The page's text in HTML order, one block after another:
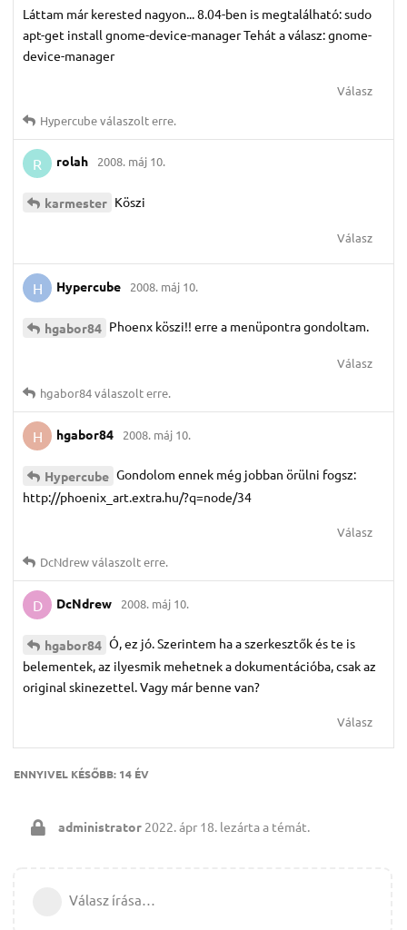
Láttam már kerested nagyon... 8.04-ben is megtalálható: sudo
apt-get install gnome-device-manager Tehát a válasz: gnome-
device-manager
Válasz
Hypercubeválaszolt erre.
R rolah 2008. máj 10.
karmester Köszi
Válasz
H Hypercube 2008. máj 10.
hgabor84 Phoenx köszi!! erre a menüpontra gondoltam.
Válasz
hgabor84válaszolt erre.
H hgabor84 2008. máj 10.
Hypercube Gondolom ennek még jobban örülni fogsz:
http://phoenix_art.extra.hu/?q=node/34
Válasz
DcNdrewválaszolt erre.
D DcNdrew 2008. máj 10.
hgabor84 Ó, ez jó. Szerintem ha a szerkesztők és te is
belementek, az ilyesmik mehetnek a dokumentációba, csak az
original skinezettel. Vagy már benne van?
Válasz
ENNYIVEL KÉSŐBB: 14 ÉV
administrator 2022. ápr 18. lezárta a témát.
Válasz írása…